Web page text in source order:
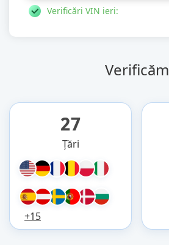
Verificări VIN ieri:
Verificăm
27
Țări
+15